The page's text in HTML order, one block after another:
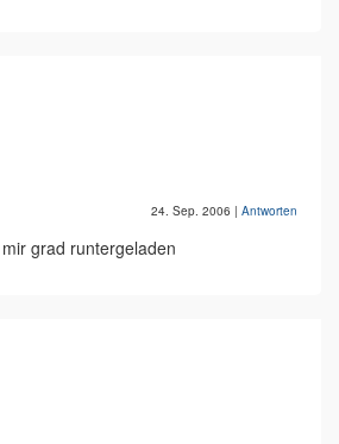
24. Sep. 2006 | Antworten
grad runtergeladen